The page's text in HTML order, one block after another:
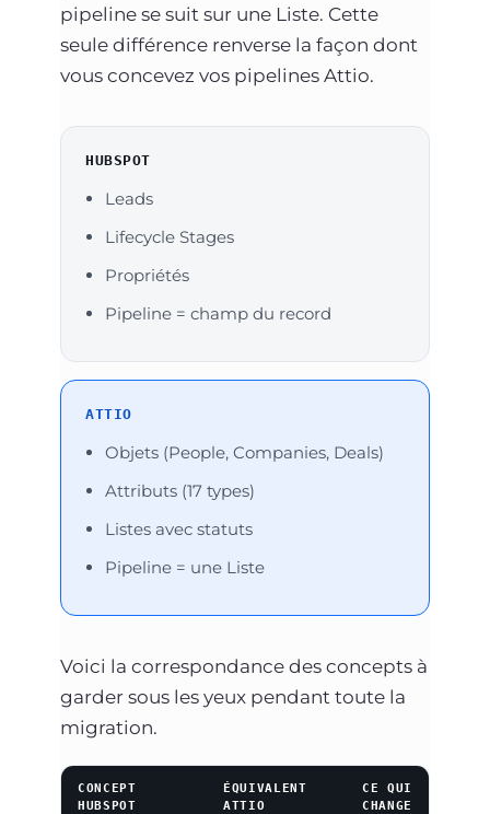
pipeline se suit sur une Liste. Cette
seule différence renverse la façon dont
vous concevez vos pipelines Attio.
HUBSPOT
Leads
Lifecycle Stages
Propriétés
Pipeline = champ du record
ATTIO
Objets (People, Companies, Deals)
Attributs (17 types)
Listes avec statuts
Pipeline = une Liste
Voici la correspondance des concepts à
garder sous les yeux pendant toute la
migration.
CONCEPT
HUBSPOT
ÉQUIVALENT
ATTIO
CE QUI
CHANGE